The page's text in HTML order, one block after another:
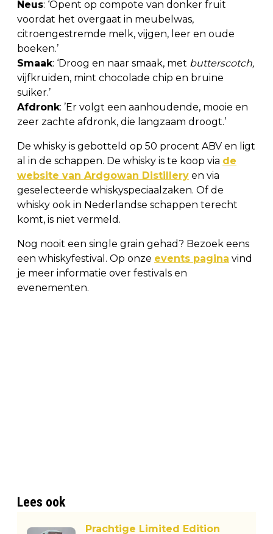
Neus: ‘Opent op compote van donker fruit
voordat het overgaat in meubelwas,
citroengestremde melk, vijgen, leer en oude
boeken.’
Smaak: ‘Droog en naar smaak, met butterscotch,
vijfkruiden, mint chocolade chip en bruine
suiker.’
Afdronk: ’Er volgt een aanhoudende, mooie en
zeer zachte afdronk, die langzaam droogt.’
De whisky is gebotteld op 50 procent ABV en ligt
al in de schappen. De whisky is te koop via de
website van Ardgowan Distillery en via
geselecteerde whiskyspeciaalzaken. Of de
whisky ook in Nederlandse schappen terecht
komt, is niet vermeld.
Nog nooit een single grain gehad? Bezoek eens
een whiskyfestival. Op onze events pagina vind
je meer informatie over festivals en
evenementen.
Lees ook
Prachtige Limited Edition